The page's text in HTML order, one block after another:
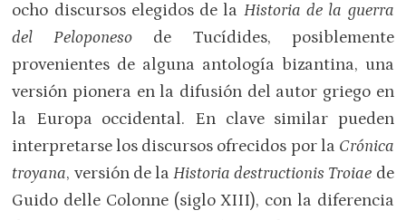
ocho discursos elegidos de la Historia de la guerra
del Peloponeso de Tucídides, posiblemente
provenientes de alguna antología bizantina, una
versión pionera en la difusión del autor griego en
la Europa occidental. En clave similar pueden
interpretarse los discursos ofrecidos por la Crónica
troyana, versión de laHistoria destructionis Troiae de
Guido delle Colonne (siglo XIII), con la diferencia